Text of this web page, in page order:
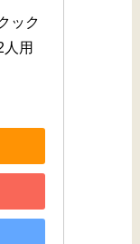
ック
用